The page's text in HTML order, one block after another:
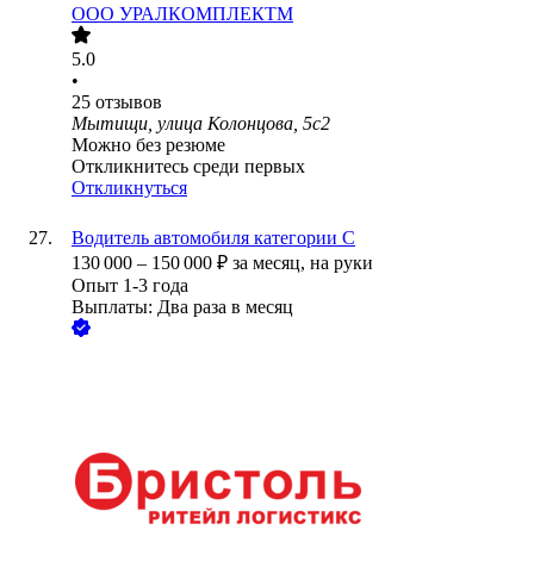
ООО УРАЛКОМПЛЕКТМ
5.0
•
25 отзывов
Мытищи, улица Колонцова, 5с2
Можно без резюме
Откликнитесь среди первых
Откликнуться
Водитель автомобиля категории С
130 000 – 150 000 ₽ за месяц, на руки
Опыт 1-3 года
Выплаты: Два раза в месяц